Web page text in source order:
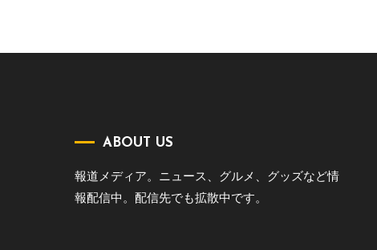
ABOUT US
報道メディア。ニュース、グルメ、グッズなど情
報配信中。配信先でも拡散中です。